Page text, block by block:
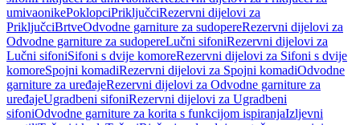
umivaonikePoklopciPriključciRezervni dijelovi za
PriključciBrtveOdvodne garniture za sudopereRezervni dijelovi za
Odvodne garniture za sudopereLučni sifoniRezervni dijelovi za
Lučni sifoniSifoni s dvije komoreRezervni dijelovi za Sifoni s dvije
komoreSpojni komadiRezervni dijelovi za Spojni komadiOdvodne
garniture za uređajeRezervni dijelovi za Odvodne garniture za
uređajeUgradbeni sifoniRezervni dijelovi za Ugradbeni
sifoniOdvodne garniture za korita s funkcijom ispiranjaIzljevni